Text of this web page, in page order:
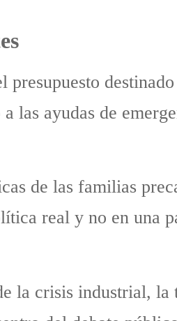
destinado
las ayudas de
de las familias
real y no en una
la crisis industrial, la